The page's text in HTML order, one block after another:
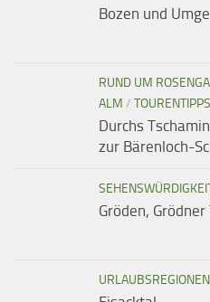
Bozen und
RUND UM
ALM / TOURENTIPPS
Durchs
zur Bärenloch-
Gröden, Grödner
URLAUBSREGIONEN